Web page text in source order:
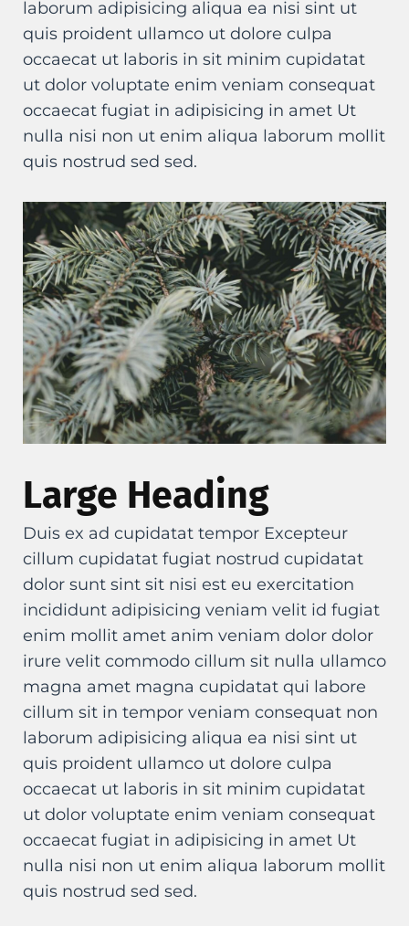
laborum adipisicing aliqua ea nisi sint ut
quis proident ullamco ut dolore culpa
occaecat ut laboris in sit minim cupidatat
ut dolor voluptate enim veniam consequat
occaecat fugiat in adipisicing in amet Ut
nulla nisi non ut enim aliqua laborum mollit
quis nostrud sed sed.
Large Heading
Duis ex ad cupidatat tempor Excepteur
cillum cupidatat fugiat nostrud cupidatat
dolor sunt sint sit nisi est eu exercitation
incididunt adipisicing veniam velit id fugiat
enim mollit amet anim veniam dolor dolor
irure velit commodo cillum sit nulla ullamco
magna amet magna cupidatat qui labore
cillum sit in tempor veniam consequat non
laborum adipisicing aliqua ea nisi sint ut
quis proident ullamco ut dolore culpa
occaecat ut laboris in sit minim cupidatat
ut dolor voluptate enim veniam consequat
occaecat fugiat in adipisicing in amet Ut
nulla nisi non ut enim aliqua laborum mollit
quis nostrud sed sed.